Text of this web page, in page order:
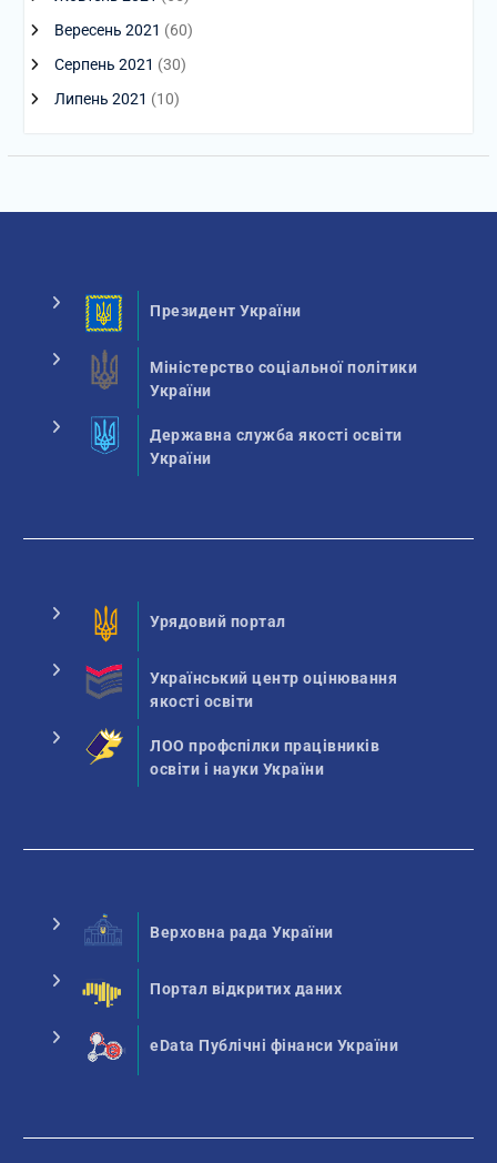
Вересень 2021 (60)
Серпень 2021 (30)
Липень 2021 (10)
Президент України
Міністерство соціальної політики
України
Державна служба якості освіти
України
Урядовий портал
Український центр оцінювання
якості освіти
ЛОО профспілки працівників
освіти і науки України
Верховна рада України
Портал відкритих даних
eData Публічні фінанси України